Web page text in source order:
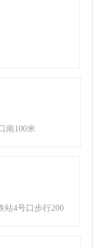
南100米
站4号口步行200